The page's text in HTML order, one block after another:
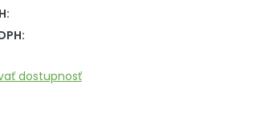
dostupnosť